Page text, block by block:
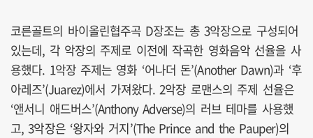
코른골트의 바이올린협주곡 D장조는 총 3악장으로 구성되어
있는데, 각 악장의 주제로 이전에 작곡한 영화음악 선율을 사
용했다. 1악장 주제는 영화 ‘어나더 돈’(Another Dawn)과 ‘후
아레즈’(Juarez)에서 가져왔다. 2악장 로맨스의 주제 선율은
‘앤서니 애드버스’(Anthony Adverse)의 러브 테마를 사용했
고, 3악장은 ‘왕자와 거지’(The Prince and the Pauper)의